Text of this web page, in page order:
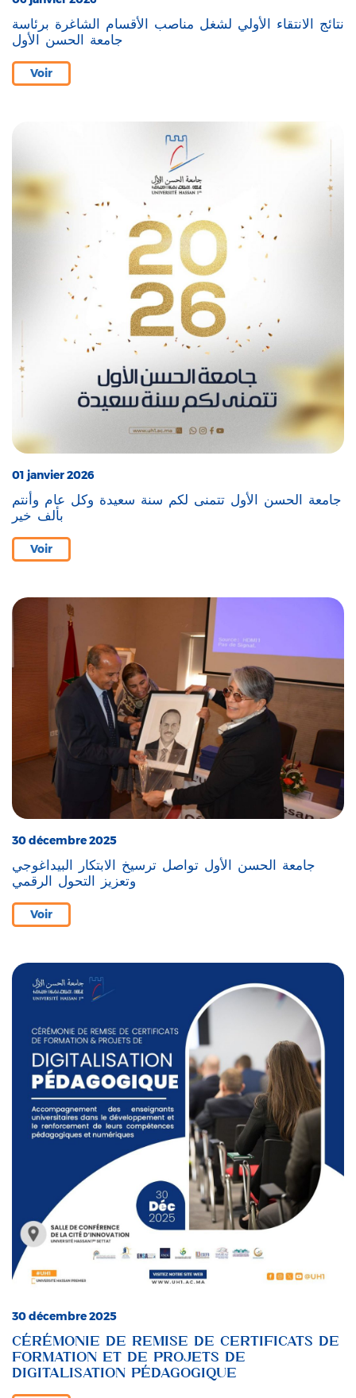
نتائج الانتقاء الأولي لشغل مناصب الأقسام الشاغرة برئاسة
جامعة الحسن الأول
Voir
01 janvier 2026
جامعة الحسن الأول تتمنى لكم سنة سعيدة وكل عام وأنتم
بألف خير
Voir
30 décembre 2025
جامعة الحسن الأول تواصل ترسيخ الابتكار البيداغوجي
وتعزيز التحول الرقمي
Voir
30 décembre 2025
CÉRÉMONIE DE REMISE DE CERTIFICATS DE
FORMATION ET DE PROJETS DE
DIGITALISATION PÉDAGOGIQUE